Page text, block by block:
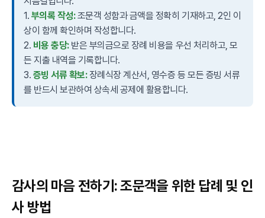
1. 부의록 작성:조문객 성함과 금액을 정확히 기재하고, 2인 이
상이 함께 확인하며 작성합니다.
2. 비용 충당:받은 부의금으로 장례 비용을 우선 처리하고, 모
든 지출 내역을 기록합니다.
3. 증빙 서류 확보:장례식장 계산서, 영수증 등 모든 증빙 서류
를 반드시 보관하여 상속세 공제에 활용합니다.
감사의 마음 전하기: 조문객을 위한 답례 및 인
사 방법